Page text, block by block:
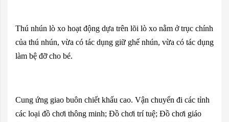
Thú nhún lò xo hoạt động dựa trên lõi lò xo nằm ở trục chính
của thú nhún, vừa có tác dụng giữ ghế nhún, vừa có tác dụng
làm bệ đỡ cho bé.
Cung ứng giao buôn chiết khấu cao. Vận chuyển đi các tỉnh
các loại đồ chơi thông minh; Đồ chơi trí tuệ; Đồ chơi giáo